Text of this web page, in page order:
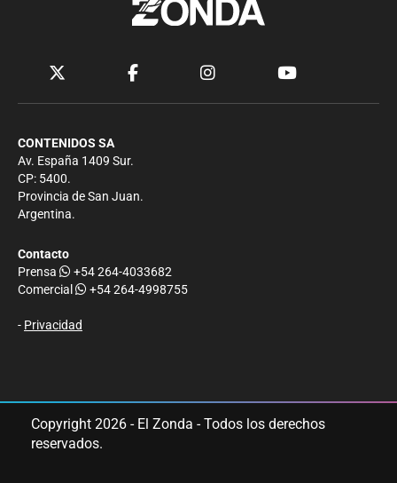
CONTENIDOS SA
Av. España 1409 Sur.
CP: 5400.
Provincia de San Juan.
Argentina.
Contacto
Prensa
+54 264-4033682
Comercial
+54 264-4998755
- Privacidad
Copyright 2026 - El Zonda - Todos los derechos
reservados.